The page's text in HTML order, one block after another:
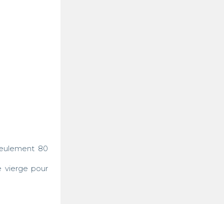
80
vierge pour